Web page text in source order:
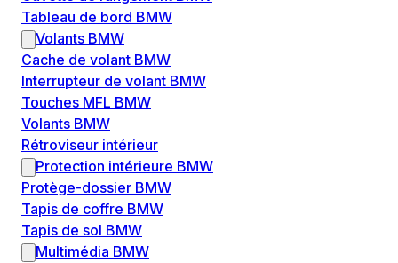
Tableau de bord BMW
Volants BMW
Cache de volant BMW
Interrupteur de volant BMW
Touches MFL BMW
Volants BMW
Rétroviseur intérieur
Protection intérieure BMW
Protège-dossier BMW
Tapis de coffre BMW
Tapis de sol BMW
Multimédia BMW